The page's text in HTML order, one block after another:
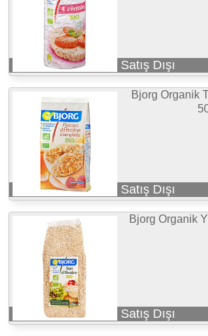
Satış Dışı
Bjorg Organik
Satış Dışı
Bjorg Organik
Satış Dışı